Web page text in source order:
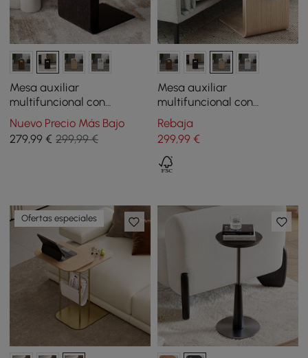
Mesa auxiliar
multifuncional con
revistero 60 cm negro
Nuevo Precio Más Bajo
279,99 € 299,99 €
Mesa auxiliar
multifuncional con
revistero 60 cm natural
Rebaja
299,99€
Ofertas especiales